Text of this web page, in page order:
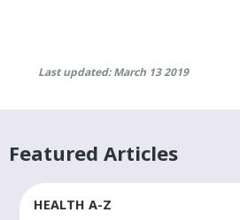
Last updated: March 13 2019
Featured Articles
HEALTH A-Z